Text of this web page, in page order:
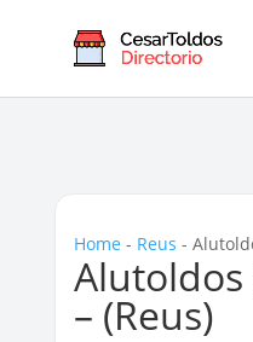
Home - Reus -
Alutoldos
– (Reus)